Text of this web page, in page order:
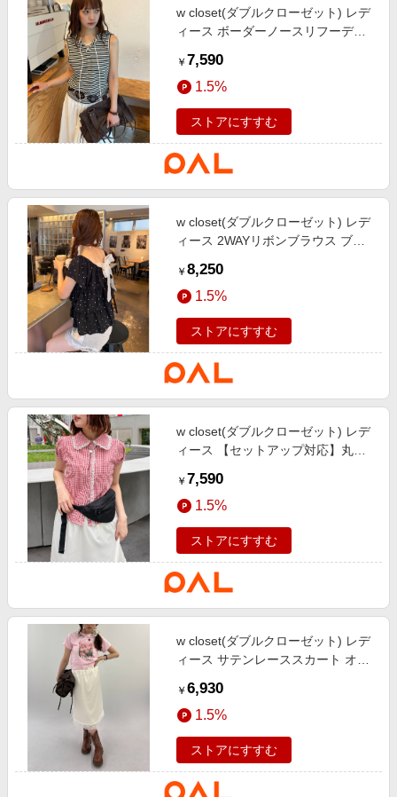
w closet(ダブルクローゼット) レデ
ィース ボーダーノースリフーディ
￥ 7,590
1.5%
ストアにすすむ
w closet(ダブルクローゼット) レデ
ィース 2WAYリボンブラウス ブラ
￥ 8,250
1.5%
ストアにすすむ
w closet(ダブルクローゼット) レデ
ィース 【セットアップ対応】丸衿
￥ 7,590
1.5%
ストアにすすむ
w closet(ダブルクローゼット) レデ
ィース サテンレーススカート オフ
￥ 6,930
1.5%
ストアにすすむ